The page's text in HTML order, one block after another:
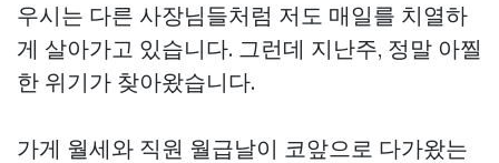
우시는 다른 사장님들처럼 저도 매일를 치열하
게 살아가고 있습니다. 그런데 지난주, 정말 아찔
한 위기가 찾아왔습니다.
가게 월세와 직원 월급날이 코앞으로 다가왔는